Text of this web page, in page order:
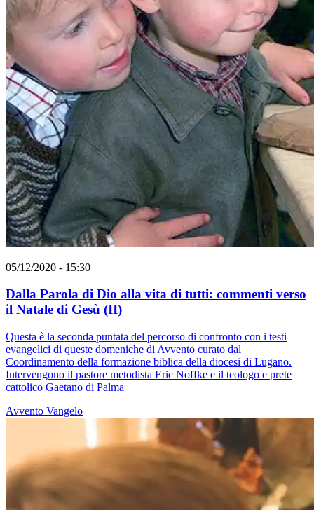
05/12/2020 - 15:30
Dalla Parola di Dio alla vita di tutti: commenti verso
il Natale di Gesù (II)
Questa è la seconda puntata del percorso di confronto con i testi
evangelici di queste domeniche di Avvento curato dal
Coordinamento della formazione biblica della diocesi di Lugano.
Intervengono il pastore metodista Eric Noffke e il teologo e prete
cattolico Gaetano di Palma
Avvento Vangelo